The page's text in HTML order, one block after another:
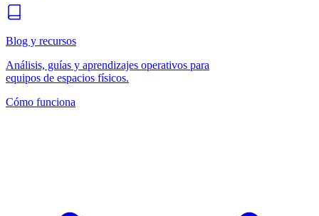
Blog y recursos
Análisis, guías y aprendizajes operativos para
equipos de espacios físicos.
Cómo funciona